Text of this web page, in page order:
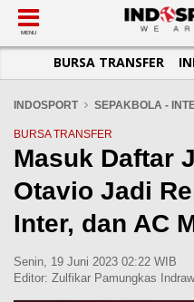
SUB-MENU
SEPAKBOLA
LIGA INGGRIS
LIGA ITALIA
LIGA SPANYOL
LIGA JERMAN
SUB-MENU
SPORTAINMENT
SUB-MENU
OTOMOTIF
OTOMANIA
SUB-MENU
BASKET
FUTSAL
OLIMPIK
E-SPORT
SUB-MENU
JADWAL
SUB-MENU
TOPIK HARI INI
INFOGRAFIS
GALERI FOTO
TEMPAT OLAHRAGA
KOMUNITAS SEHAT
MENU
BURSA TRANSFER
INDOSPORT SEPAKBOLA -
BURSA TRANSFER
Masuk Daftar
Otavio Jadi
Inter, dan AC
Senin, 19 Juni 2023 02:22 WIB
Editor: Zulfikar Pamungkas